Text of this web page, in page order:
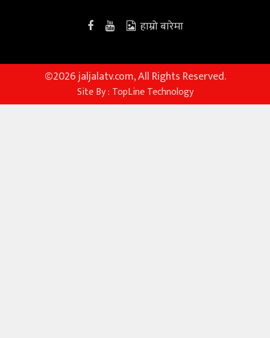
हाम्रो बारेमा
©2026 jaljalatv.com, All Rights Reserved.
Site By : TopLine Technology